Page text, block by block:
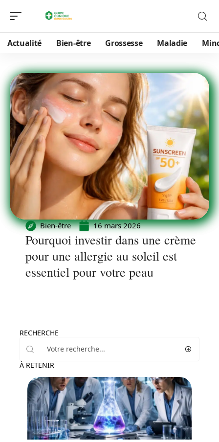
Actualité Bien-être Grossesse Maladie
Bien-être 16 mars 2026
Pourquoi investir dans une crème
pour une allergie au soleil est
essentiel pour votre peau
RECHERCHE
À RETENIR
Maladie